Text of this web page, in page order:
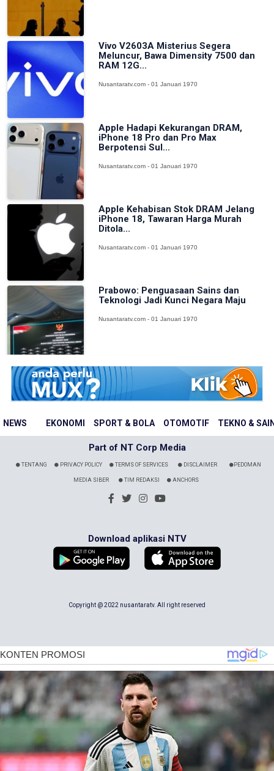
NEWS EKONOMI SPORT & BOLA OTOMOTIF TEKNO &
Vivo V2603A Misterius Segera
Meluncur, Bawa Dimensity 7500 dan
RAM 12G...
Nusantaratv.com - 01 Januari 1970
Apple Hadapi Kekurangan DRAM,
iPhone 18 Pro dan Pro Max
Berpotensi Sul...
Nusantaratv.com - 01 Januari 1970
Apple Kehabisan Stok DRAM Jelang
iPhone 18, Tawaran Harga Murah
Ditola...
Nusantaratv.com - 01 Januari 1970
Prabowo: Penguasaan Sains dan
Teknologi Jadi Kunci Negara Maju
Nusantaratv.com - 01 Januari 1970
Part of NT Corp Media
TENTANG PRIVACY POLICY TERMS OF SERVICES DISCLAIMER PEDOMAN
MEDIA SIBER TIM REDAKSI ANCHORS
Download aplikasi NTV
Copyright @ 2022 nusantaratv. All right reserved